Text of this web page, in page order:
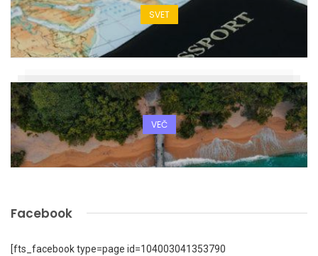
SVET
VEČ
Facebook
[fts_facebook type=page id=104003041353790